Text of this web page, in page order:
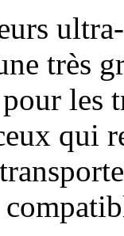
très
les
qui